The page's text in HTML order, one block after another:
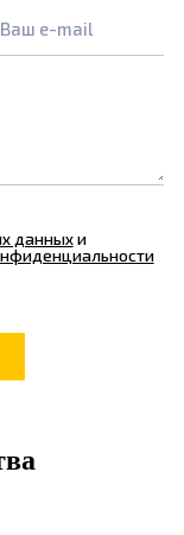
Ваш e-mail
данныхи